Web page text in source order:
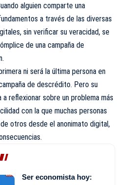
alguien comparte una
a través de las diversas
sin verificar su veracidad, se
de una campaña de
ni será la última persona en
de descrédito. Pero su
a reflexionar sobre un problema más
con la que muchas personas
de otros desde el anonimato digital,
Ser economista hoy: